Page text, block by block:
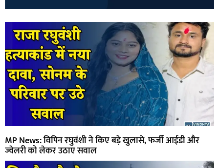
MP News: विपिन रघुवंशी ने किए बड़े खुलासे, फर्जी आईडी और
ज्वेलरी को लेकर उठाए सवाल